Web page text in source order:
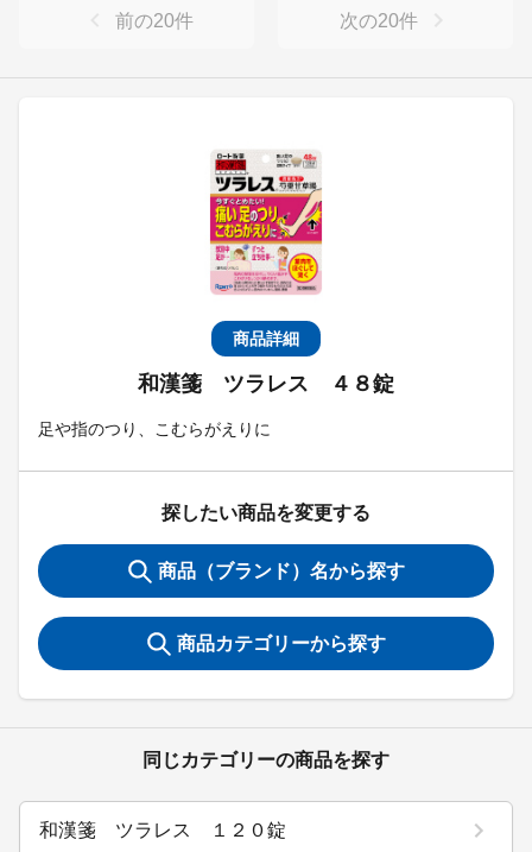
商品詳細
和漢箋 ツラレス ４８錠
足や指のつり、こむらがえりに
探したい商品を変更する
商品（ブランド）名から探す
商品カテゴリーから探す
同じカテゴリーの商品を探す
和漢箋 ツラレス １２０錠
前の20件 次の20件